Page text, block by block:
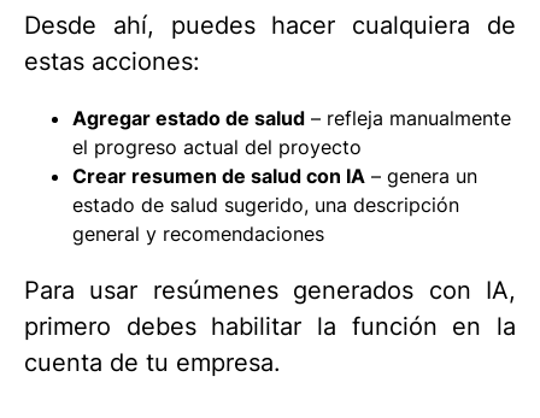
Desde ahí, puedes hacer cualquiera de
estas acciones:
Agregar estado de salud – refleja manualmente
el progreso actual del proyecto
Crear resumen de salud con IA – genera un
estado de salud sugerido, una descripción
general y recomendaciones
Para usar resúmenes generados con IA,
primero debes habilitar la función en la
cuenta de tu empresa.